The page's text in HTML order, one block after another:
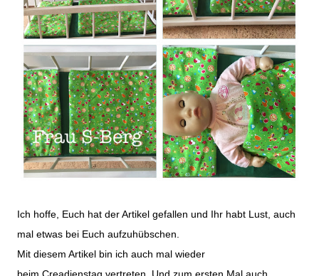
Ich hoffe, Euch hat der Artikel gefallen und Ihr habt Lust, auch
mal etwas bei Euch aufzuhübschen.
Mit diesem Artikel bin ich auch mal wieder